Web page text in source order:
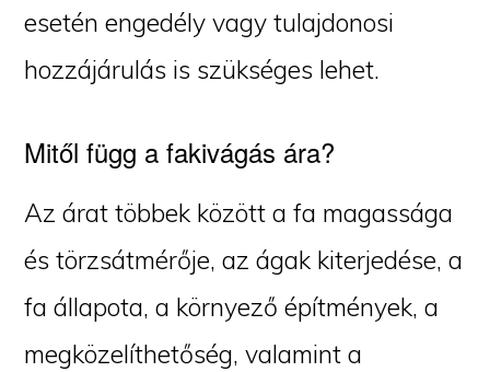
esetén engedély vagy tulajdonosi
hozzájárulás is szükséges lehet.
Mitől függ a fakivágás ára?
Az árat többek között a fa magassága
és törzsátmérője, az ágak kiterjedése, a
fa állapota, a környező építmények, a
megközelíthetőség, valamint a